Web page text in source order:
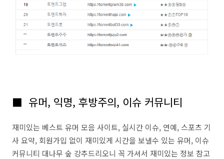
■ 유머, 익명, 후방주의, 이슈 커뮤니티
재미있는 베스트 유머 모음 사이트, 실시간 이슈, 연예, 스포츠 기
사 요약, 회원가입 없이 재미있게 시간을 보낼수 있는 유머, 이슈
커뮤니티 대나무 숲 강추드리오니 꼭 가셔서 재미있는 정보 참고